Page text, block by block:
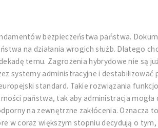
bezpieczeństwa państwa.
na działania wrogich służb. Dlatego
temu. Zagrożenia hybrydowe nie są
systemy administracyjne i
standard. Takie rozwiązania
państwa, tak aby administracja mogła
na zewnętrzne zakłócenia. Oznacza
w coraz większym stopniu decydują o